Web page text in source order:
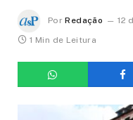
Por Redação
12
1 Min de Leitura